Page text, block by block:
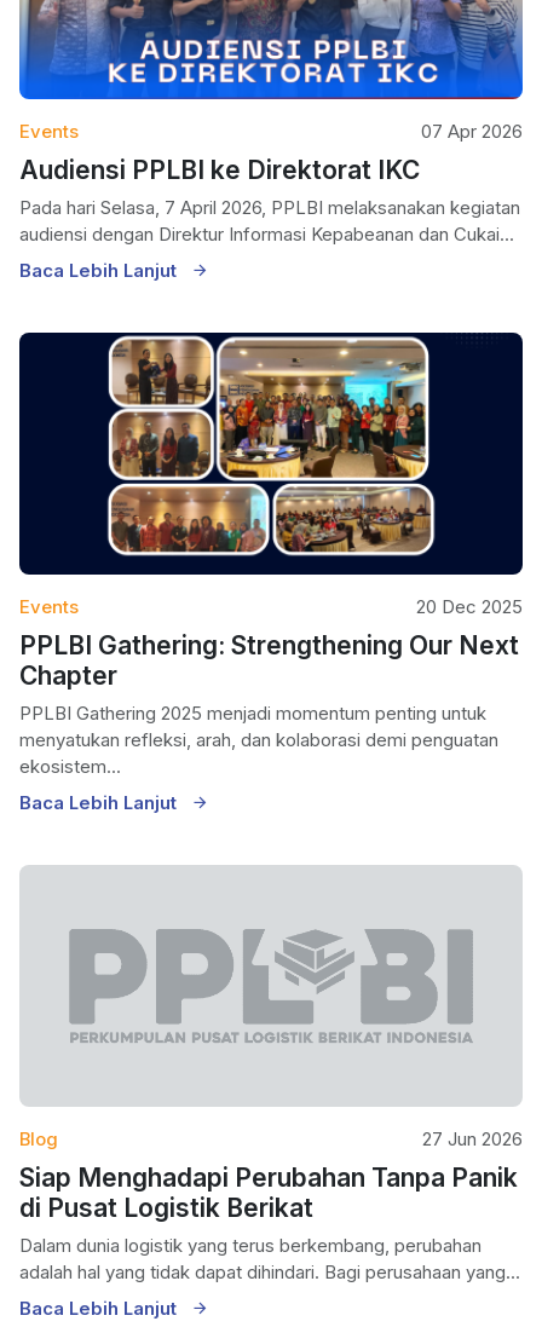
Events 07 Apr 2026
Audiensi PPLBI ke Direktorat IKC
Pada hari Selasa, 7 April 2026, PPLBI melaksanakan kegiatan
audiensi dengan Direktur Informasi Kepabeanan dan Cukai...
Baca Lebih Lanjut
Events 20 Dec 2025
PPLBI Gathering: Strengthening Our Next
Chapter
PPLBI Gathering 2025 menjadi momentum penting untuk
menyatukan refleksi, arah, dan kolaborasi demi penguatan
ekosistem...
Baca Lebih Lanjut
Blog 27 Jun 2026
Siap Menghadapi Perubahan Tanpa Panik
di Pusat Logistik Berikat
Dalam dunia logistik yang terus berkembang, perubahan
adalah hal yang tidak dapat dihindari. Bagi perusahaan yang...
Baca Lebih Lanjut